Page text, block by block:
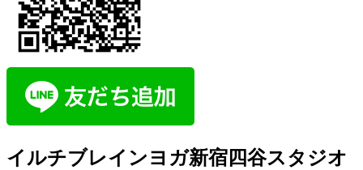
イルチブレインヨガ新宿四谷スタジオ